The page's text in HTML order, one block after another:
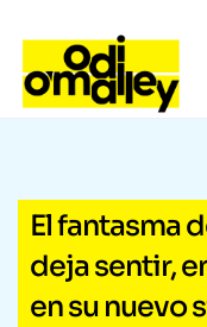
El fantasma
deja sentir,
en su nuevo